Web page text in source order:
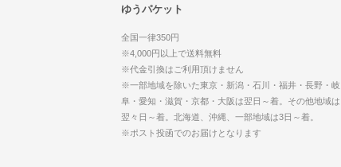
ゆうパケット
全国一律350円
※4,000円以上で送料無料
※代金引換はご利用頂けません
※一部地域を除いた東京・新潟・石川・福井・長野・岐
阜・愛知・滋賀・京都・大阪は翌日～着。その他地域は
翌々日～着。北海道、沖縄、一部地域は3日～着。
※ポスト投函でのお届けとなります